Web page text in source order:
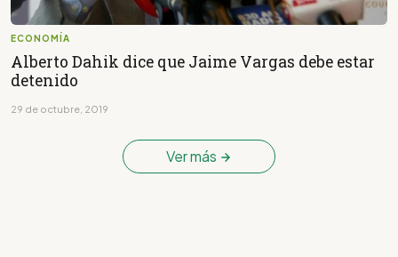
ECONOMÍA
Alberto Dahik dice que Jaime Vargas debe estar
detenido
29 de octubre, 2019
Ver más